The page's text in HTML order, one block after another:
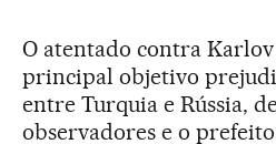
O atentado contra
principal objetivo
entre Turquia e Rússia,
observadores e o